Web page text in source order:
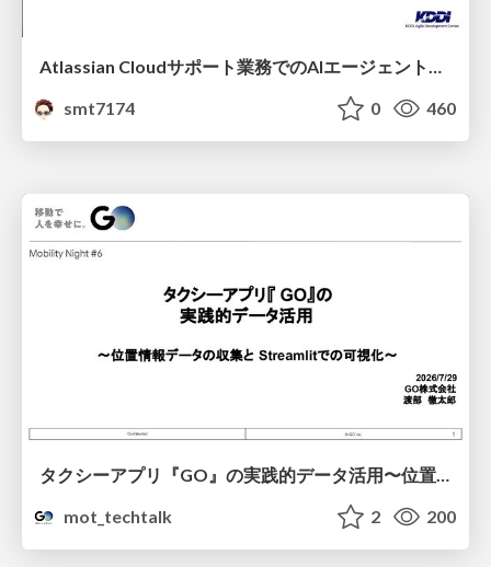
Atlassian Cloudサポート業務でのAIエージェント活用事例
smt7174
0 460
mot_techtalk
2 200